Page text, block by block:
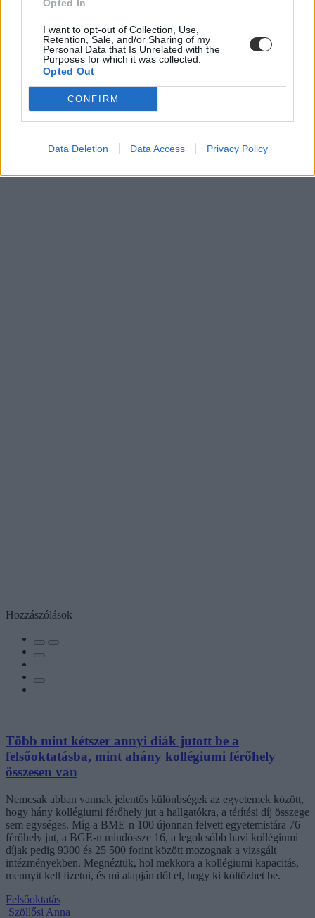
Opted In
I want to opt-out of Collection, Use,
Retention, Sale, and/or Sharing of my
Personal Data that Is Unrelated with the
Purposes for which it was collected.
Opted Out
CONFIRM
Data Deletion Data Access Privacy Policy
Hozzászólások
Több mint kétszer annyi diák jutott be a
felsőoktatásba, mint ahány kollégiumi férőhely
összesen van
Nemcsak abban vannak jelentős különbségek az egyetemek között,
hogy hány kollégiumi férőhely jut a hallgatókra, a térítési díj összege
sem egységes. Míg a BME-n 100 újonnan felvett egyetemistára 76
férőhely jut, a BGE-n mindössze 16, a legolcsóbb havi kollégiumi
díjak pedig 9300 és 25 500 forint között mozognak a vizsgált
intézményekben. Megnéztük, hol mekkora a kollégiumi kapacitás,
mennyit kell fizetni, és mi alapján dől el, hogy ki költözhet be.
Felsőoktatás
Szöllősi Anna